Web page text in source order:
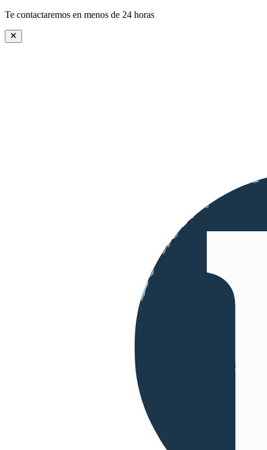
Te contactaremos en menos de 24 horas